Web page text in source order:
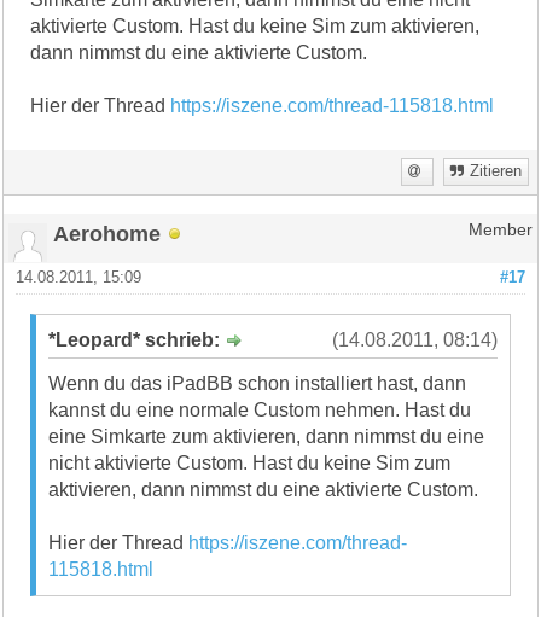
aktivierte Custom. Hast du keine Sim zum aktivieren,
dann nimmst du eine aktivierte Custom.
Hier der Thread https://iszene.com/thread-115818.html
Zitieren
Aerohome Member
#17
14.08.2011, 15:09
(14.08.2011, 08:14)
*Leopard* schrieb:
Wenn du das iPadBB schon installiert hast, dann
kannst du eine normale Custom nehmen. Hast du
eine Simkarte zum aktivieren, dann nimmst du eine
nicht aktivierte Custom. Hast du keine Sim zum
aktivieren, dann nimmst du eine aktivierte Custom.
Hier der Thread https://iszene.com/thread-
115818.html